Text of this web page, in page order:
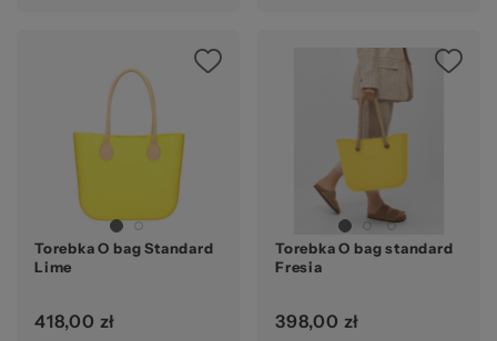
Torebka O bag Standard
Lime
418,00 zł
Torebka O bag standard
Fresia
398,00 zł